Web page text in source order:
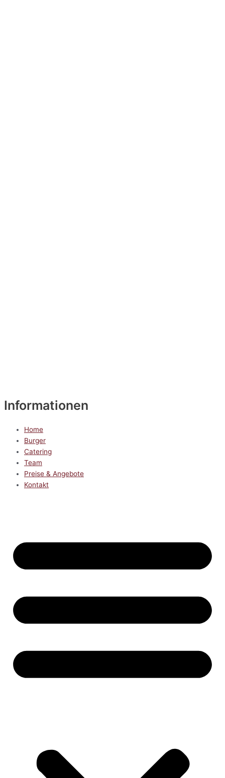
Informationen
Home
Burger
Catering
Team
Preise & Angebote
Kontakt